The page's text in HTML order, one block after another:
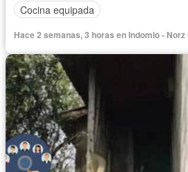
Cocina equipada
Hace 2 semanas, 3 horas en Indomio -